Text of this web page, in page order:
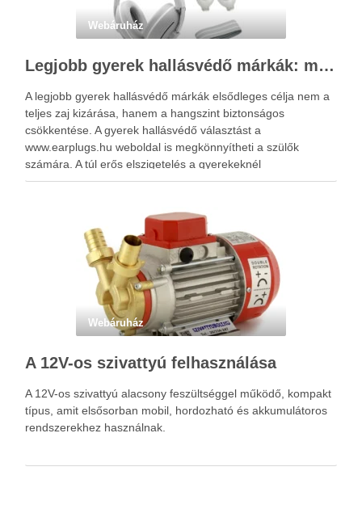
Webáruház
Legjobb gyerek hallásvédő márkák: mire figyeljenek a szülők választáskor?
A legjobb gyerek hallásvédő márkák elsődleges célja nem a
teljes zaj kizárása, hanem a hangszint biztonságos
csökkentése. A gyerek hallásvédő választást a
www.earplugs.hu weboldal is megkönnyítheti a szülők
számára. A túl erős elszigetelés a gyerekeknél
kényelmetlenséget, félelmet vagy dezorientáltságot is
Webáruház
A 12V-os szivattyú felhasználása
A 12V-os szivattyú alacsony feszültséggel működő, kompakt
típus, amit elsősorban mobil, hordozható és akkumulátoros
rendszerekhez használnak.